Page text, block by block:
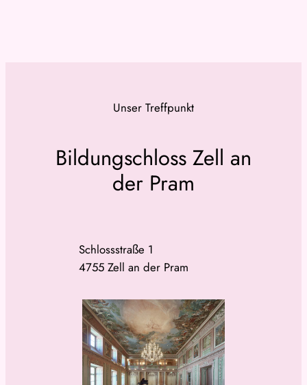
Unser Treffpunkt
Bildungschloss Zell an
der Pram
Schlossstraße 1
4755 Zell an der Pram